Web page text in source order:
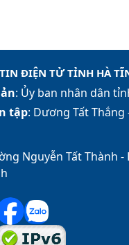
ĐIỆN TỬ TỈNH HÀ
: Ủy ban nhân dân
tập: Dương Tất Thắng
Nguyễn Tất Thành